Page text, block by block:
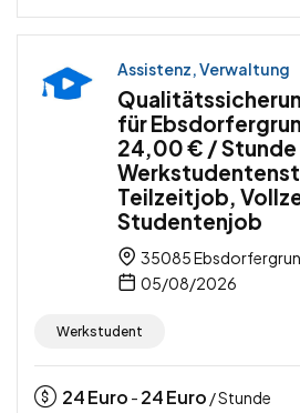
Assistenz, Verwaltung
für
24,00 € / Stunde
Teilzeitjob,
Studentenjob
35085
05/08/2026
Werkstudent
24Euro - 24Euro / Stunde